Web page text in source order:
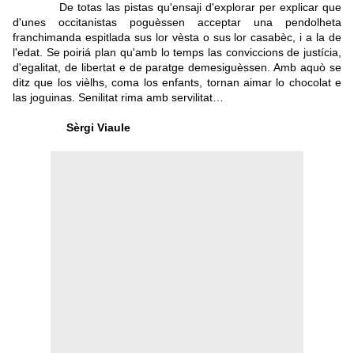
De totas las pistas qu'ensaji d'explorar per explicar que
d'unes occitanistas poguèssen acceptar una pendolheta
franchimanda espitlada sus lor vèsta o sus lor casabèc, i a la de
l'edat. Se poiriá plan qu'amb lo temps las conviccions de justícia,
d'egalitat, de libertat e de paratge demesiguèssen. Amb aquò se
ditz que los vièlhs, coma los enfants, tornan aimar lo chocolat e
las joguinas. Senilitat rima amb servilitat…
Sèrgi Viaule